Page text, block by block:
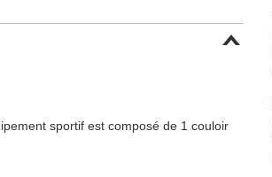
sportif est composé de 1 couloir